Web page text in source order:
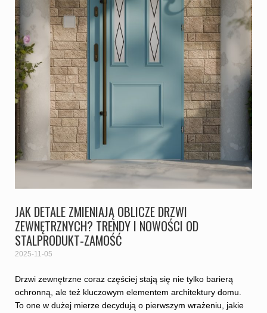
JAK DETALE ZMIENIAJĄ OBLICZE DRZWI
ZEWNĘTRZNYCH? TRENDY I NOWOŚCI OD
STALPRODUKT-ZAMOŚĆ
2025-11-05
Drzwi zewnętrzne coraz częściej stają się nie tylko barierą
ochronną, ale też kluczowym elementem architektury domu.
To one w dużej mierze decydują o pierwszym wrażeniu, jakie